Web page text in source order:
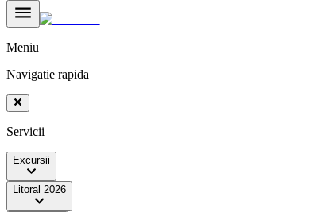
Meniu
Navigatie rapida
Servicii
Excursii
Litoral 2026